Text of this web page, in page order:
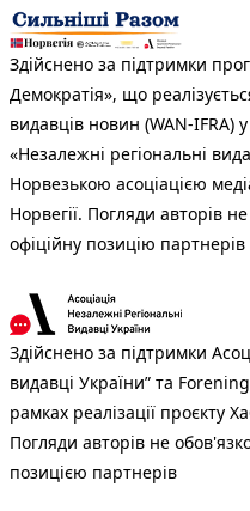
Здійснено за підтримки
Демократія», що
видавців новин (WAN-IFRA)
«Незалежні регіональні
Норвезькою асоціацією
Норвегії. Погляди авторів
офіційну позицію
Здійснено за підтримки
видавці України” та
рамках реалізації проєкту
Погляди авторів не
позицією партнерів